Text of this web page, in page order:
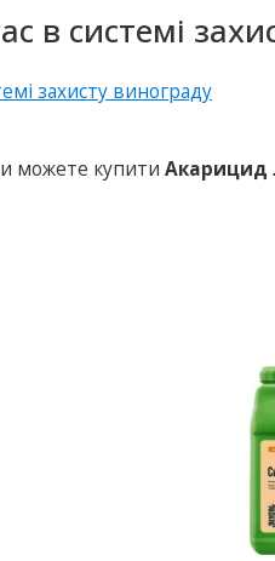
в системі
можете купитиАкарицид